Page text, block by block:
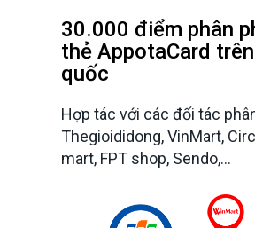
30.000 điểm phân
thẻ AppotaCard
quốc
Hợp tác với các đối tác
Thegioididong, VinMart,
mart, FPT shop, Sendo,…